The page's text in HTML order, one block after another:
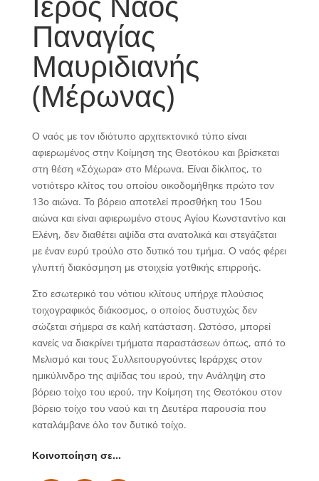
Παναγίας
Μαυριδιανής
(Μέρωνας)
Ο ναός με τον ιδιότυπο αρχιτεκτονικό τύπο είναι
αφιερωμένος στην Κοίμηση της Θεοτόκου και βρίσκεται
στη θέση «Σόχωρα» στο Μέρωνα. Είναι δίκλιτος, το
νοτιότερο κλίτος του οποίου οικοδομήθηκε πρώτο τον
13ο αιώνα. Το βόρειο αποτελεί προσθήκη του 15ου
αιώνα και είναι αφιερωμένο στους Αγίου Κωνσταντίνο και
Ελένη, δεν διαθέτει αψίδα στα ανατολικά και στεγάζεται
με έναν ευρύ τρούλο στο δυτικό του τμήμα. Ο ναός φέρει
γλυπτή διακόσμηση με στοιχεία γοτθικής επιρροής.
Στο εσωτερικό του νότιου κλίτους υπήρχε πλούσιος
τοιχογραφικός διάκοσμος, ο οποίος δυστυχώς δεν
σώζεται σήμερα σε καλή κατάσταση. Ωστόσο, μπορεί
κανείς να διακρίνει τμήματα παραστάσεων όπως, από το
Μελισμό και τους Συλλειτουργούντες Ιεράρχες στον
ημικύλινδρο της αψίδας του ιερού, την Ανάληψη στο
βόρειο τοίχο του ιερού, την Κοίμηση της Θεοτόκου στον
βόρειο τοίχο του ναού και τη Δευτέρα παρουσία που
καταλάμβανε όλο τον δυτικό τοίχο.
Κοινοποίηση σε…